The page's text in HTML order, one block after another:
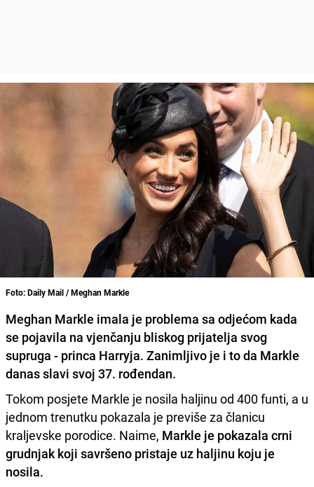
Foto: Daily Mail / Meghan Markle
Meghan Markle imala je problema sa odjećom kada
se pojavila na vjenčanju bliskog prijatelja svog
supruga - princa Harryja. Zanimljivo je i to da Markle
danas slavi svoj 37. rođendan.
Tokom posjete Markle je nosila haljinu od 400 funti, a u
jednom trenutku pokazala je previše za članicu
kraljevske porodice. Naime, Markle je pokazala crni
grudnjak koji savršeno pristaje uz haljinu koju je
nosila.